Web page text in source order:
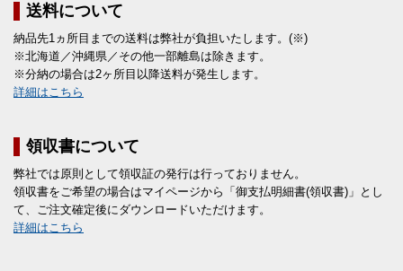
送料について
納品先1ヵ所目までの送料は弊社が負担いたします。(※)
※北海道／沖縄県／その他一部離島は除きます。
※分納の場合は2ヶ所目以降送料が発生します。
詳細はこちら
領収書について
弊社では原則として領収証の発行は行っておりません。
領収書をご希望の場合はマイページから「御支払明細書(領収書)」とし
て、ご注文確定後にダウンロードいただけます。
詳細はこちら